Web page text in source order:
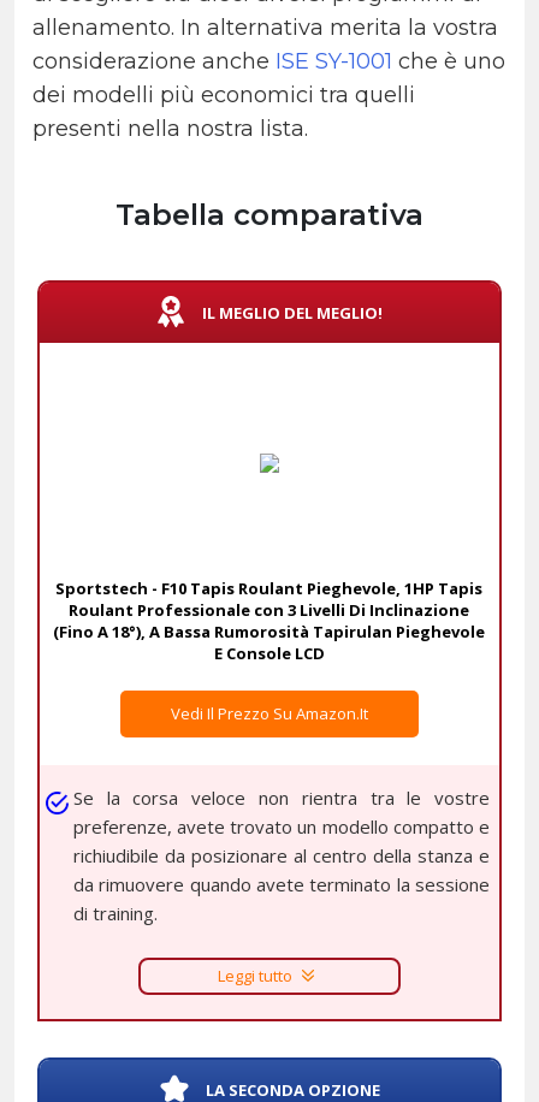
allenamento. In alternativa merita la vostra
considerazione anche ISE SY-1001 che è uno
dei modelli più economici tra quelli
presenti nella nostra lista.
Tabella comparativa
IL MEGLIO DEL MEGLIO!
Sportstech - F10 Tapis Roulant Pieghevole, 1HP Tapis
Roulant Professionale con 3 Livelli Di Inclinazione
(Fino A 18°), A Bassa Rumorosità Tapirulan Pieghevole
E Console LCD
Vedi Il Prezzo Su Amazon.it
Se la corsa veloce non rientra tra le vostre
preferenze, avete trovato un modello compatto e
richiudibile da posizionare al centro della stanza e
da rimuovere quando avete terminato la sessione
di training.
Leggi tutto
LA SECONDA OPZIONE